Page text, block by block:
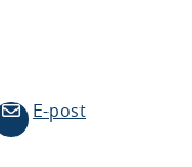
E-post